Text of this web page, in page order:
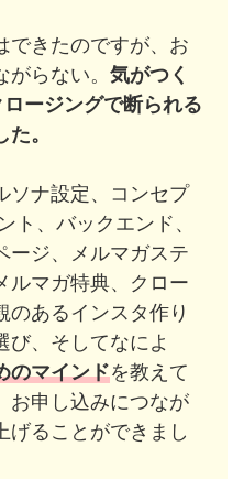
できたのですが、お
らない。 気がつく
ージングで断られる
。
ソナ設定、コンセプ
ト、バックエンド、
ージ、メルマガステ
ルマガ特典、クロー
のあるインスタ作り
び、そしてなによ
のマインドを教えて
お申し込みにつなが
げることができまし